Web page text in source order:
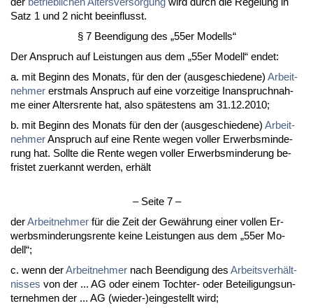
Satz 1 und 2 nicht be­ein­flusst.
§ 7 Be­en­di­gung des „55er Mo­dells“
Der An­spruch auf Leis­tun­gen aus dem „55er Mo­dell“ en­det:
a. mit Be­ginn des Mo­nats, für den der (aus­ge­schie­de­ne) Ar­beit­
neh­mer erst­mals An­spruch auf ei­ne vor­zei­ti­ge In­an­spruch­nah­
me ei­ner Al­ters­ren­te hat, al­so spätes­tens am 31.12.2010;
b. mit Be­ginn des Mo­nats für den der (aus­ge­schie­de­ne) Ar­beit­
neh­merAn­spruch auf ei­ne Ren­te we­gen vol­ler Er­werbs­min­de­
rung hat. Soll­te die Ren­te we­gen vol­ler Er­werbs­min­de­rung be­
fris­tet zu­er­kannt wer­den, erhält
– Sei­te 7 –
derAr­beit­neh­mer für die Zeit der Gewährung ei­ner vol­len Er­
werbs­min­de­rungs­ren­te kei­ne Leis­tun­gen aus dem „55er Mo­
dell“;
c. wenn derAr­beit­neh­mer nach Be­en­di­gung des Ar­beits­verhält­
nis­ses von der ... AG oder ei­nem Toch­ter- oder Be­tei­li­gungs­un­
ter­neh­men der ... AG (wie­der-)ein­ge­stellt wird;